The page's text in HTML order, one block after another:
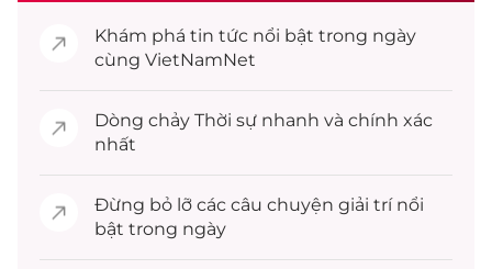
Khám phá tin tức nổi bật trong ngày
cùng VietNamNet
Dòng chảy Thời sự nhanh và chính xác
nhất
Đừng bỏ lỡ các câu chuyện giải trínổi
bật trong ngày